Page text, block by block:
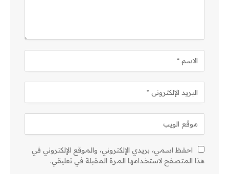
احفظ اسمي، بريدي الإلكتروني، والموقع الإلكتروني في
هذا المتصفح لاستخدامها المرة المقبلة في تعليقي.